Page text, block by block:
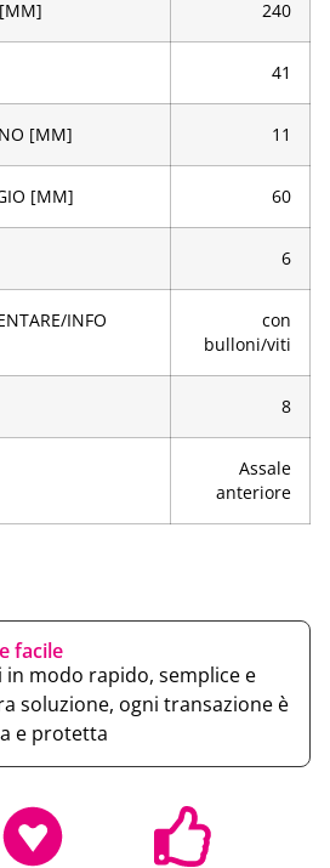
[MM] 240
41
[MM] 11
[MM] 60
6
INFO
con
bulloni/viti
8
Assale
anteriore
facile
modo rapido, semplice e
soluzione, ogni transazione è
e protetta